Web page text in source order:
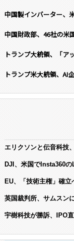
中国製インバーター、
中国財政部、46社の米
トランプ大統領、「ア
トランプ米大統領、AI
エリクソンと伝音科技
DJI、米国でInsta360
EU、「技術主権」確
英国裁判所、サムスン
宇樹科技が勝訴、IPO